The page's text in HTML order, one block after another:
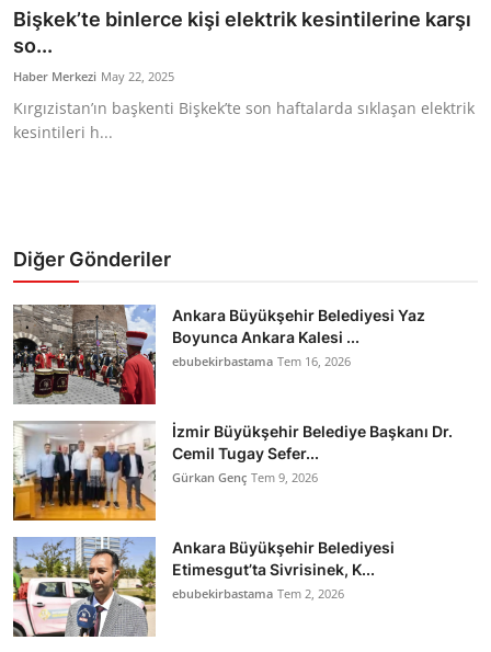
Kamu Kurumları ve Üst Kurullar
Resmi Reklamlar
Bişkek’te binlerce kişi elektrik kesintilerine karşı
so...
Haber Merkezi May 22, 2025
Kırgızistan’ın başkenti Bişkek’te son haftalarda sıklaşan elektrik
kesintileri h...
Diğer Gönderiler
Ankara Büyükşehir Belediyesi Yaz
Boyunca Ankara Kalesi ...
ebubekirbastama Tem 16, 2026
İzmir Büyükşehir Belediye Başkanı Dr.
Cemil Tugay Sefer...
Gürkan Genç Tem 9, 2026
Ankara Büyükşehir Belediyesi
Etimesgut’ta Sivrisinek, K...
ebubekirbastama Tem 2, 2026